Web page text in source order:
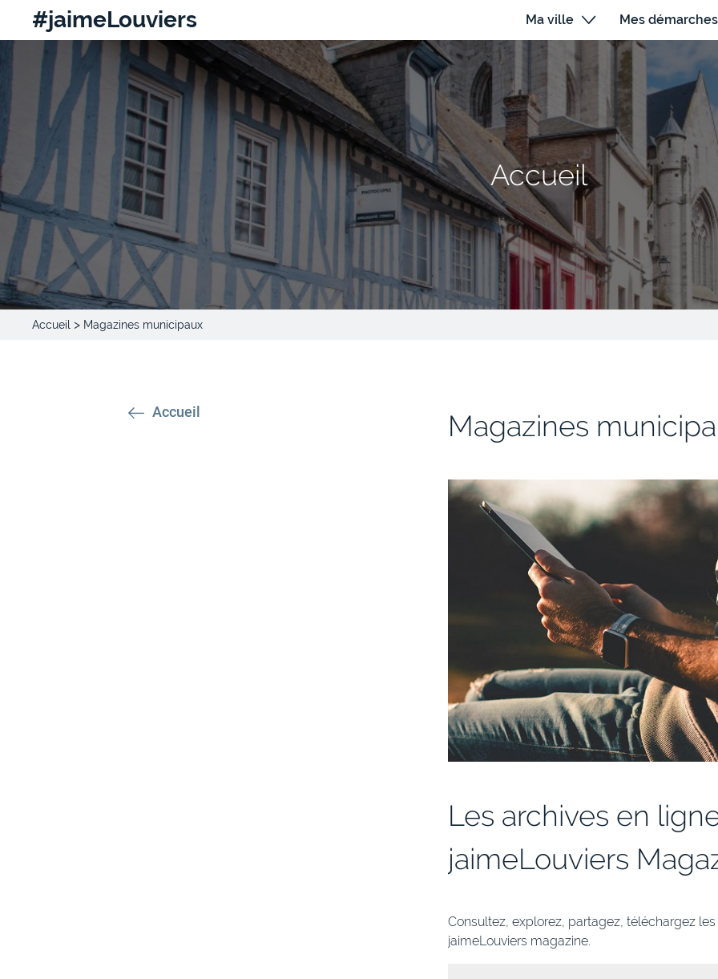
#jaimeLouviers Ma ville Mes démarches
Accueil
Accueil > Magazines municipaux
Accueil Magazines
Les archives en
jaimeLouviers
Consultez, explorez, partagez, téléchargez
jaimeLouviers magazine.